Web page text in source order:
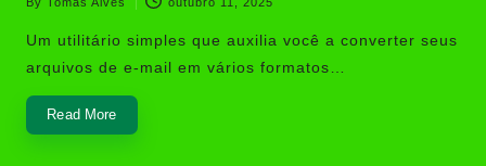
Posted
by
Um utilitário simples que auxilia você a converter seus
arquivos de e-mail em vários formatos…
Read More